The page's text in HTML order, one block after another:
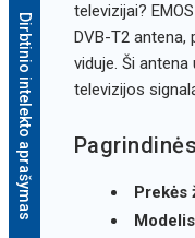
Dirbtinio intelekto aprašymas
televizijai?
DVB-T2 antena,
viduje. Ši
televizijos
Prekės